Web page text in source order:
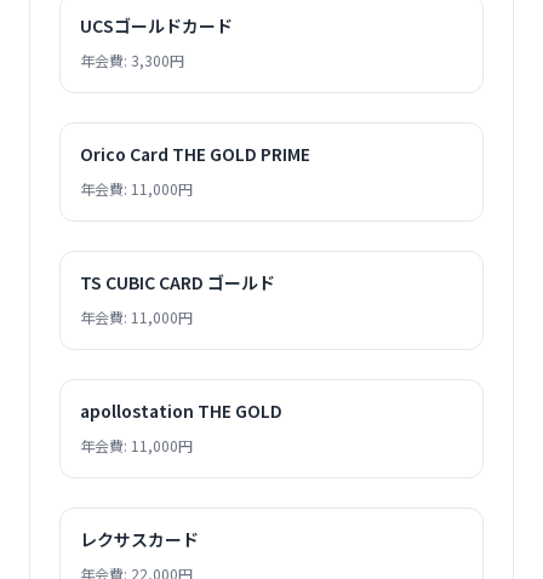
UCSゴールドカード
年会費: 3,300円
Orico Card THE GOLD PRIME
年会費: 11,000円
TS CUBIC CARD ゴールド
年会費: 11,000円
apollostation THE GOLD
年会費: 11,000円
レクサスカード
年会費: 22,000円